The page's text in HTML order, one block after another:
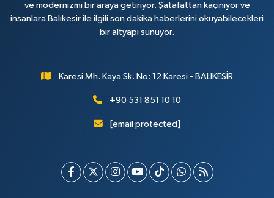
ve modernizmi bir araya getiriyor. Şatafattan kaçınıyor ve
insanlara Balıkesir ile ilgili son dakika haberlerini okuyabilecekleri
bir altyapı sunuyor.
Karesi Mh. Kaya Sk. No: 12 Karesi - BALIKESİR
+90 531 851 10 10
[email protected]